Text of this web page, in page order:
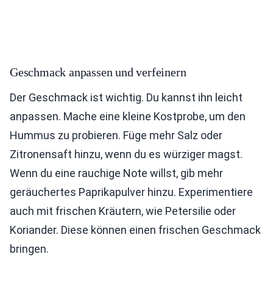
Geschmack anpassen und verfeinern
Der Geschmack ist wichtig. Du kannst ihn leicht
anpassen. Mache eine kleine Kostprobe, um den
Hummus zu probieren. Füge mehr Salz oder
Zitronensaft hinzu, wenn du es würziger magst.
Wenn du eine rauchige Note willst, gib mehr
geräuchertes Paprikapulver hinzu. Experimentiere
auch mit frischen Kräutern, wie Petersilie oder
Koriander. Diese können einen frischen Geschmack
bringen.